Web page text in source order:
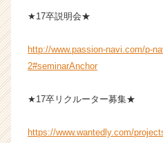
★17卒説明会★
http://www.passion-navi.com/p-
2#seminarAnchor
★17卒リクルーター募集★
https://www.wantedly.com/